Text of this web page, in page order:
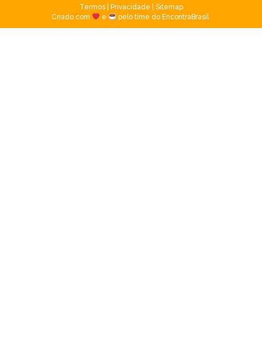
Termos| Privacidade
Sitemap
Criado com
e pelo time do EncontraBrasil